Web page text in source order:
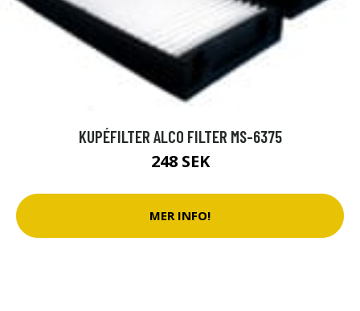
KUPÉFILTER ALCO FILTER MS-6375
248 SEK
MER INFO!